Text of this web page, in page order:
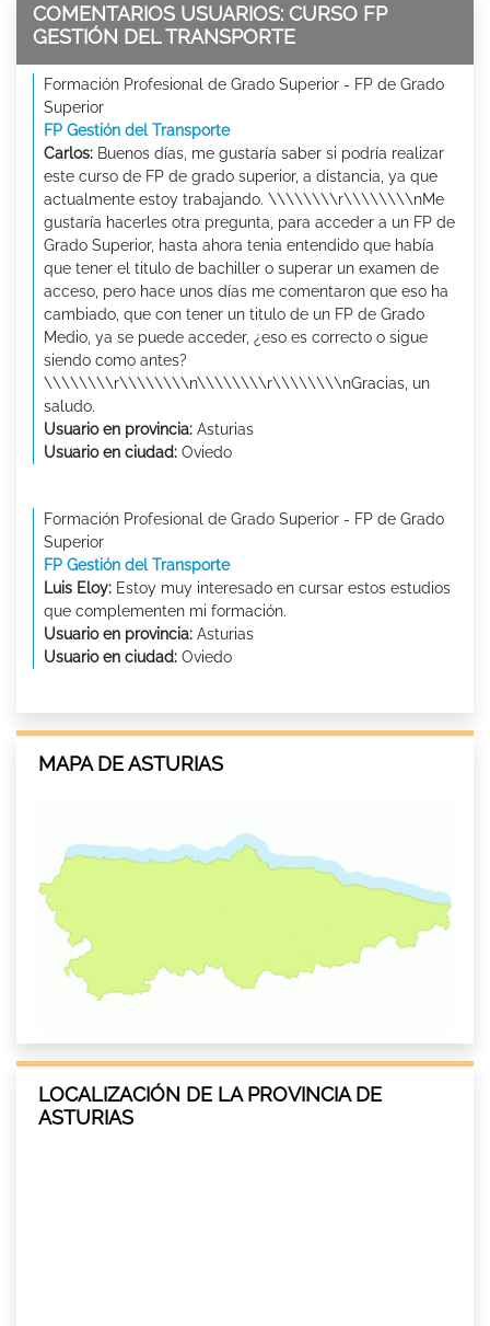
COMENTARIOS USUARIOS: CURSO FP
GESTIÓN DEL TRANSPORTE
Formación Profesional de Grado Superior - FP de Grado
Superior
FP Gestión del Transporte
Carlos: Buenos días, me gustaría saber si podría realizar
este curso de FP de grado superior, a distancia, ya que
actualmente estoy trabajando. \\\\\\\\r\\\\\\\\nMe
gustaría hacerles otra pregunta, para acceder a un FP de
Grado Superior, hasta ahora tenia entendido que había
que tener el titulo de bachiller o superar un examen de
acceso, pero hace unos días me comentaron que eso ha
cambiado, que con tener un titulo de un FP de Grado
Medio, ya se puede acceder, ¿eso es correcto o sigue
siendo como antes?
\\\\\\\\r\\\\\\\\n\\\\\\\\r\\\\\\\\nGracias, un
saludo.
Usuario en provincia: Asturias
Usuario en ciudad: Oviedo
Formación Profesional de Grado Superior - FP de Grado
Superior
FP Gestión del Transporte
Luis Eloy: Estoy muy interesado en cursar estos estudios
que complementen mi formación.
Usuario en provincia: Asturias
Usuario en ciudad: Oviedo
MAPA DE ASTURIAS
LOCALIZACIÓN DE LA PROVINCIA DE
ASTURIAS